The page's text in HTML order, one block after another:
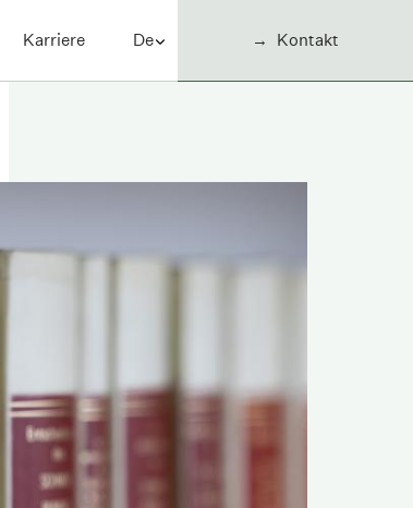
Karriere Kontakt